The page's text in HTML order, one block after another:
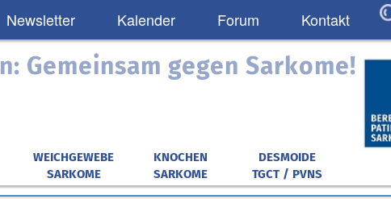
Newsletter Kalender Forum Kontakt
Gemeinsam gegen Sarkome!
WEICHGEWEBE
SARKOME
KNOCHEN
SARKOME
DESMOIDE
TGCT / PVNS